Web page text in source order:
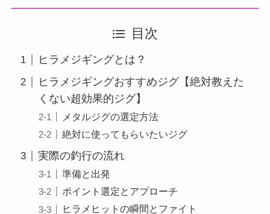
目次
ヒラメジギングとは？
ヒラメジギングおすすめジグ【絶対教えた
くない超効果的ジグ】
メタルジグの選定方法
絶対に使ってもらいたいジグ
実際の釣行の流れ
準備と出発
ポイント選定とアプローチ
ヒラメヒットの瞬間とファイト